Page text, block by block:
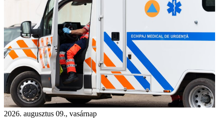
2026. augusztus 09., vasárnap